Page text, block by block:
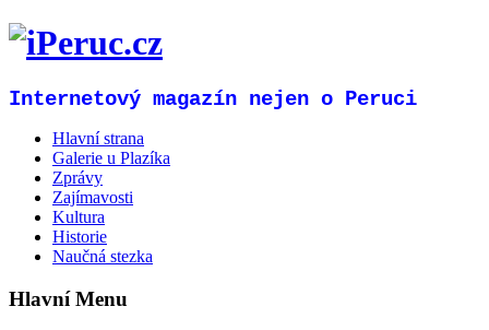
Internetový magazín nejen o Peruci
Hlavní strana
Galerie u Plazíka
Zprávy
Zajímavosti
Kultura
Historie
Naučná stezka
Hlavní Menu